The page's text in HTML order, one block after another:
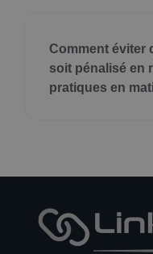
Comment éviter
soit pénalisé en
pratiques en